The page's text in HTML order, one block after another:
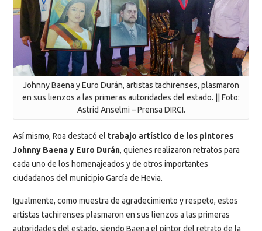
Johnny Baena y Euro Durán, artistas tachirenses, plasmaron
en sus lienzos a las primeras autoridades del estado. || Foto:
Astrid Anselmi – Prensa DIRCI.
Así mismo, Roa destacó el trabajo artístico de los pintores
Johnny Baena y Euro Durán, quienes realizaron retratos para
cada uno de los homenajeados y de otros importantes
ciudadanos del municipio García de Hevia.
Igualmente, como muestra de agradecimiento y respeto, estos
artistas tachirenses plasmaron en sus lienzos a las primeras
autoridades del estado, siendo Baena el pintor del retrato de la